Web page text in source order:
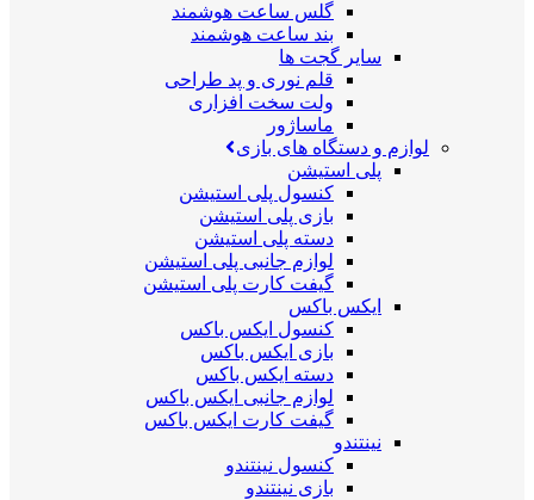
گلس ساعت هوشمند
بند ساعت هوشمند
سایر گجت ها
قلم نوری و پد طراحی
ولت سخت افزاری
ماساژور
لوازم و دستگاه های بازی
پلی استیشن
کنسول پلی استیشن
بازی پلی استیشن
دسته پلی استیشن
لوازم جانبی پلی استیشن
گیفت کارت پلی استیشن
ایکس باکس
کنسول ایکس باکس
بازی ایکس باکس
دسته ایکس باکس
لوازم جانبی ایکس باکس
گیفت کارت ایکس باکس
نینتندو
کنسول نینتندو
بازی نینتندو